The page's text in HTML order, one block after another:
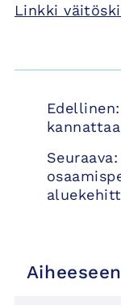
Linkki
selaus
Edellinen:
Seuraava: